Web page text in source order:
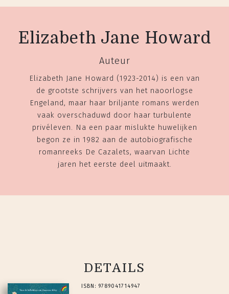
Elizabeth Jane Howard
Auteur
Elizabeth Jane Howard (1923-2014) is een van
de grootste schrijvers van het naoorlogse
Engeland, maar haar briljante romans werden
vaak overschaduwd door haar turbulente
privéleven. Na een paar mislukte huwelijken
begon ze in 1982 aan de autobiografische
romanreeks De Cazalets, waarvan Lichte
jaren het eerste deel uitmaakt.
DETAILS
ISBN: 9789041714947